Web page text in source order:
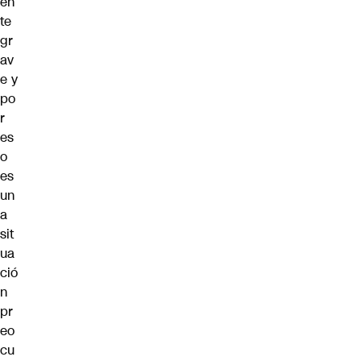
te
gr
av
e y
po
r
es
o
es
un
a
sit
ua
ció
n
pr
eo
cu